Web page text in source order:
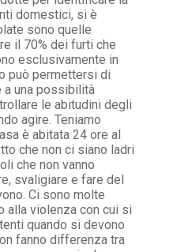
domestici, si è
sono quelle
il 70% dei furti che
esclusivamente in
può permettersi di
a una possibilità
le abitudini degli
agire. Teniamo
è abitata 24 ore al
che non ci siano ladri
che non vanno
svaligiare e fare del
Ci sono molte
alla violenza con cui si
quando si devono
fanno differenza tra